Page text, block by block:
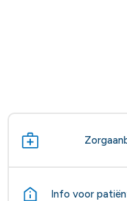
Info voor